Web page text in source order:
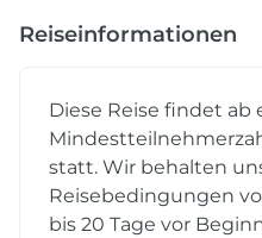
Reiseinformationen
Diese Reise findet ab
statt. Wir behalten
Reisebedingungen
bis 20 Tage vor